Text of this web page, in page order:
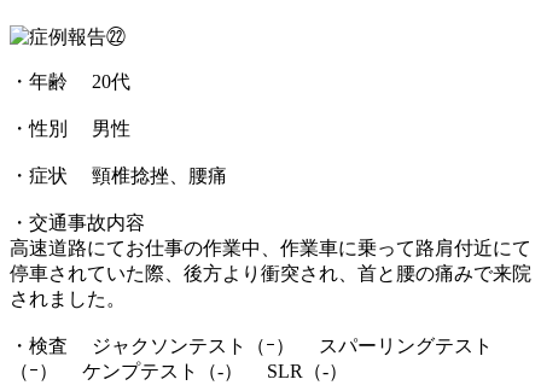
・年齢 20代
・性別 男性
・症状 頸椎捻挫、腰痛
・交通事故内容
高速道路にてお仕事の作業中、作業車に乗って路肩付近にて
停車されていた際、後方より衝突され、首と腰の痛みで来院
されました。
・検査 ジャクソンテスト（ｰ） スパーリングテスト
（ｰ） ケンプテスト（‐） SLR（‐）